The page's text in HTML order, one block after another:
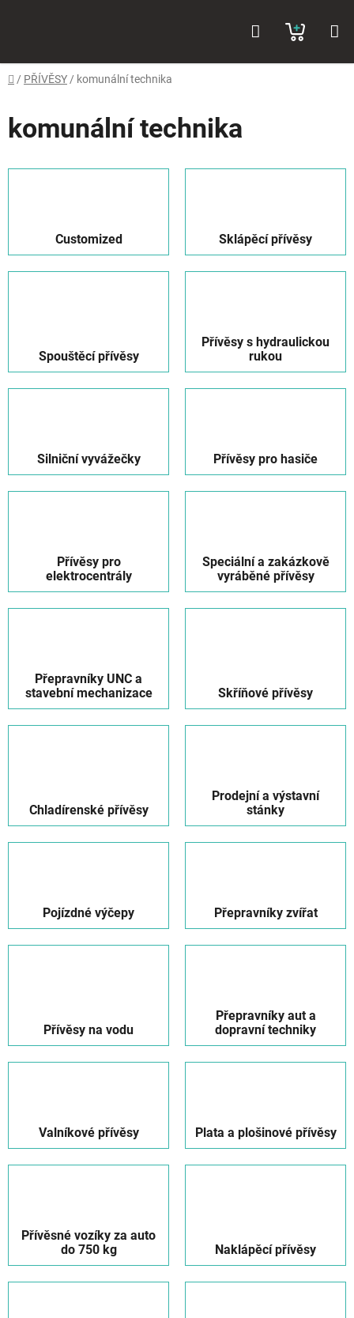
KOŠÍK
Domů
/ PŘÍVĚSY / komunální technika
komunální technika
Customized Sklápěcí přívěsy
Spouštěcí přívěsy
Přívěsy s hydraulickou
rukou
Silniční vyvážečky Přívěsy pro hasiče
Přívěsy pro
elektrocentrály
Speciální a zakázkově
vyráběné přívěsy
Přepravníky UNC a
stavební mechanizace
Skříňové přívěsy
Chladírenské přívěsy
Prodejní a výstavní
stánky
Pojízdné výčepy Přepravníky zvířat
Přívěsy na vodu
Přepravníky aut a
dopravní techniky
Valníkové přívěsy Plata a plošinové přívěsy
Přívěsné vozíky za auto
do 750 kg
Naklápěcí přívěsy